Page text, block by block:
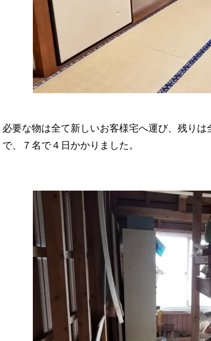
必要な物は全て新しいお客様宅へ運び、残り
で、７名で４日かかりました。